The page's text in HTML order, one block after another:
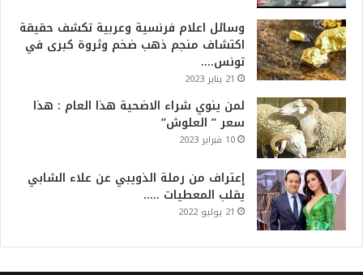
وسائل اعلام فرنسية وعربية تكشف حقيقة
اكتشاف منجم ذهب ضخم وثروة كبرى في
تونس….
21 يناير 2023
لمن ينوي شراء الاضحية هذا العام : هذا
سعر ” العلوش”
10 فبراير 2023
إعتراف من رملة الذويبي عن علاء الشابي
يقلب المعطيات …..
21 يوليو 2022